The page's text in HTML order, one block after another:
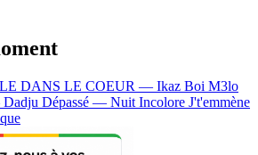
DANS LE COEUR — Ikaz Boi M3lo
Dépassé — Nuit Incolore J't'emmène